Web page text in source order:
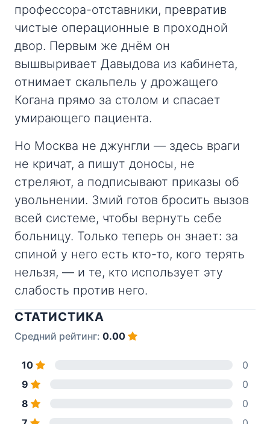
профессора-отставники, превратив
чистые операционные в проходной
двор. Первым же днём он
вышвыривает Давыдова из кабинета,
отнимает скальпель у дрожащего
Когана прямо за столом и спасает
умирающего пациента.
Но Москва не джунгли — здесь враги
не кричат, а пишут доносы, не
стреляют, а подписывают приказы об
увольнении. Змий готов бросить вызов
всей системе, чтобы вернуть себе
больницу. Только теперь он знает: за
спиной у него есть кто-то, кого терять
нельзя, — и те, кто использует эту
слабость против него.
СТАТИСТИКА
Средний рейтинг: 0.00
10
0
9
0
8
0